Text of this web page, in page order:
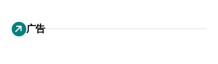
广告